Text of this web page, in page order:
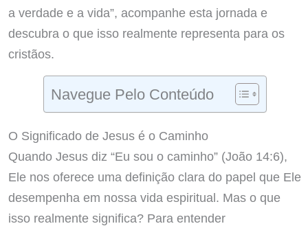
a verdade e a vida”, acompanhe esta jornada e
descubra o que isso realmente representa para os
cristãos.
Navegue Pelo Conteúdo
O Significado de Jesus é o Caminho
Quando Jesus diz “Eu sou o caminho” (João 14:6),
Ele nos oferece uma definição clara do papel que Ele
desempenha em nossa vida espiritual. Mas o que
isso realmente significa? Para entender